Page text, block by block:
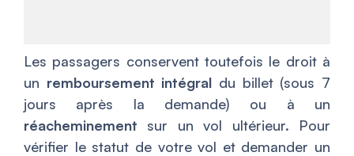
Les passagers conservent toutefois le droit à
un remboursement intégral du billet (sous 7
jours après la demande) ou à un
réacheminement sur un vol ultérieur. Pour
vérifier le statut de votre vol et demander un